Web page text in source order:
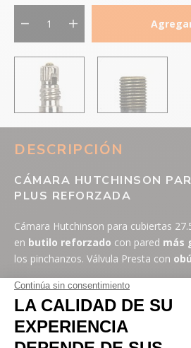
DESCRIPCIÓN
CÁMARA HUTCHINSON
PLUS REFORZADA
Cámara Hutchinson para cubiertas
en butilo reforzado con pared más
los pinchanzos. Válvula Presta con
Válvula Presta (fina) roscada con una
base, evitando en todo momento que
sobre todo en el instante de la
de pinchar por causa de un corte en